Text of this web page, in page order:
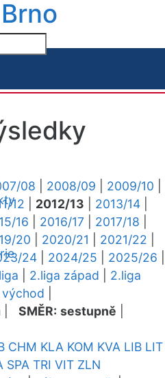
08 2008/09 2009/10
12 2012/13 2013/14
16 2016/17 2017/18
20 2020/21 2021/22
24 2024/25 2025/26
2.liga západ
2.liga
SMĚR: sestupně
CHM KLA KOM KVA LIB LIT
SPA TRI VIT ZLN